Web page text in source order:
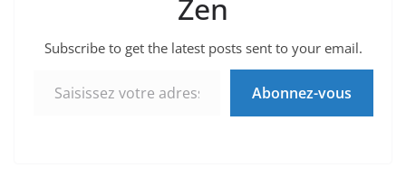
Zen
Subscribe to get the latest posts sent to your email.
Abonnez-vous